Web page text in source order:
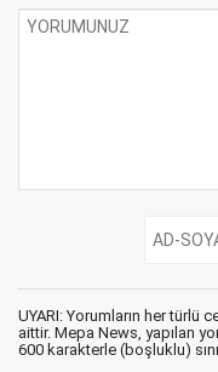
UYARI: Yorumların her türlü
aittir. Mepa News, yapılan
600 karakterle (boşluklu)